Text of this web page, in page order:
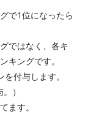
で1位になったら
ではなく、各キ
キングです。
付与します。
）
ます。